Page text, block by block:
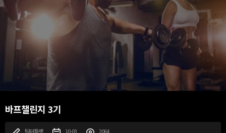
바프챌린지 3기
팀터틀랫 10-03 2064